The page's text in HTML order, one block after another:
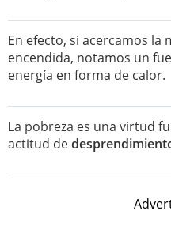
En efecto, si acercamos la
encendida, notamos un
energía en forma de calor.
La pobreza es una virtud
actitud de